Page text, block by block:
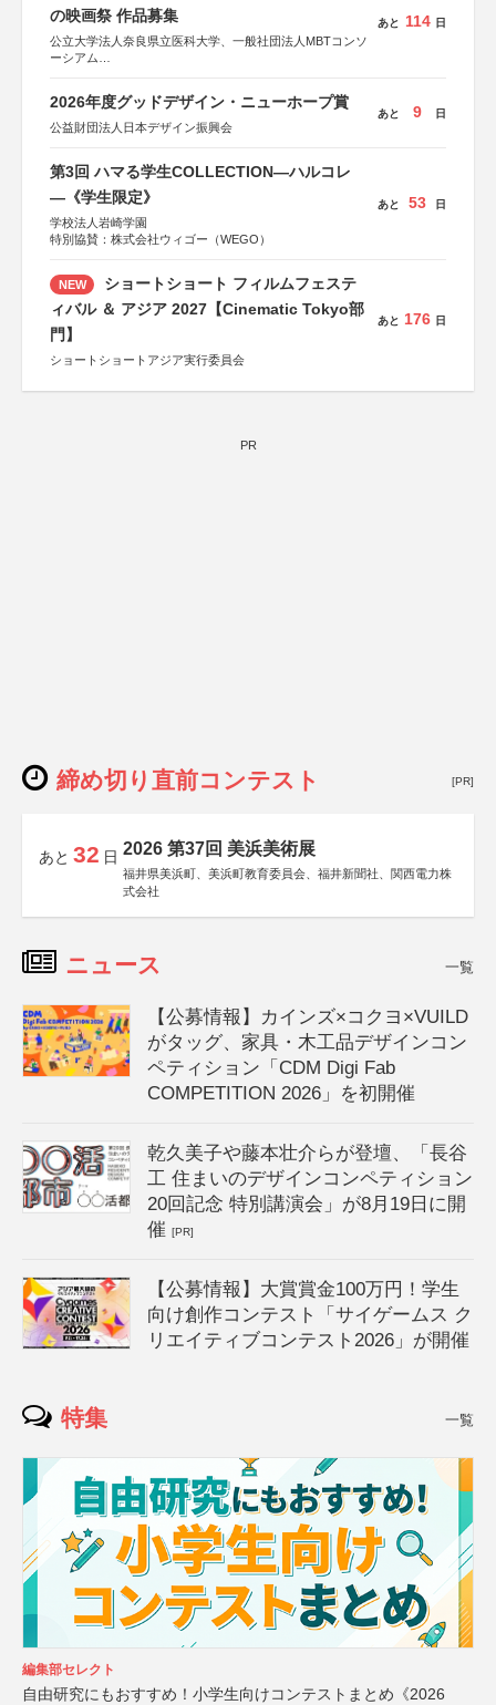
の映画祭 作品募集
公立大学法人奈良県立医科大学、一般社団法人MBTコンソ
ーシアム
協力：読売新聞社
後援：厚生労働省
文部科学省
関西経済連合会
「“よい仕事おこし”フェア」実行委員会
関西文化学術研究都市推進機構
東京難病団体連絡協議会
あと 114 日
2026年度グッドデザイン・ニューホープ賞
公益財団法人日本デザイン振興会
あと 9 日
第3回 ハマる学生COLLECTION―ハルコレ
―《学生限定》
学校法人岩崎学園
特別協賛：株式会社ウィゴー（WEGO）
あと 53 日
NEW
ショートショート フィルムフェステ
ィバル ＆ アジア 2027【Cinematic Tokyo部
門】
ショートショートアジア実行委員会
あと 176 日
PR
締め切り直前コンテスト [PR]
あと 32 日 2026 第37回 美浜美術展
福井県美浜町、美浜町教育委員会、福井新聞社、関西電力株
式会社
ニュース 一覧
【公募情報】カインズ×コクヨ×VUILD
がタッグ、家具・木工品デザインコン
ペティション「CDM Digi Fab
COMPETITION 2026」を初開催
乾久美子や藤本壮介らが登壇、「長谷
工 住まいのデザインコンペティション
20回記念 特別講演会」が8月19日に開
催[PR]
【公募情報】大賞賞金100万円！学生
向け創作コンテスト「サイゲームス ク
リエイティブコンテスト2026」が開催
特集 一覧
編集部セレクト
自由研究にもおすすめ！小学生向けコンテストまとめ《2026